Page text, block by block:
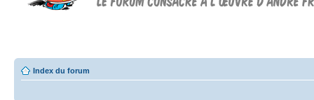
Index du forum